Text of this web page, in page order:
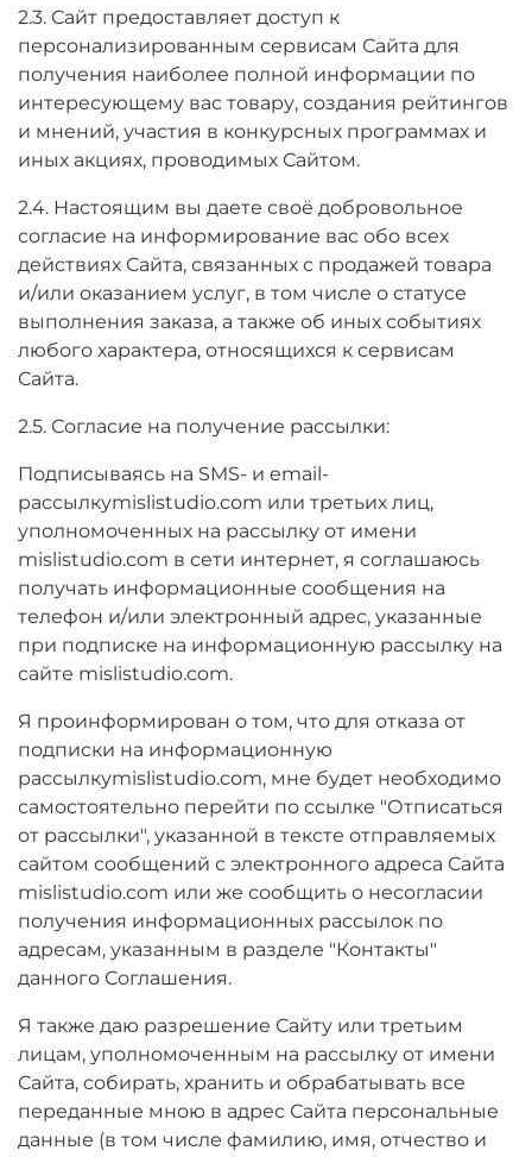
2.3. Сайт предоставляет доступ к
персонализированным сервисам Сайта для
получения наиболее полной информации по
интересующему вас товару, создания рейтингов
и мнений, участия в конкурсных программах и
иных акциях, проводимых Сайтом.
2.4. Настоящим вы даете своё добровольное
согласие на информирование вас обо всех
действиях Сайта, связанных с продажей товара
и/или оказанием услуг, в том числе о статусе
выполнения заказа, а также об иных событиях
любого характера, относящихся к сервисам
Сайта.
2.5. Согласие на получение рассылки:
Подписываясь на SMS- и email-
рассылкуmislistudio.com или третьих лиц,
уполномоченных на рассылку от имени
mislistudio.com в сети интернет, я соглашаюсь
получать информационные сообщения на
телефон и/или электронный адрес, указанные
при подписке на информационную рассылку на
сайте mislistudio.com.
Я проинформирован о том, что для отказа от
подписки на информационную
рассылкуmislistudio.com, мне будет необходимо
самостоятельно перейти по ссылке "Отписаться
от рассылки", указанной в тексте отправляемых
сайтом сообщений с электронного адреса Сайта
mislistudio.com или же сообщить о несогласии
получения информационных рассылок по
адресам, указанным в разделе "Контакты"
данного Соглашения.
Я также даю разрешение Сайту или третьим
лицам, уполномоченным на рассылку от имени
Сайта, собирать, хранить и обрабатывать все
переданные мною в адрес Сайта персональные
данные (в том числе фамилию, имя, отчество и